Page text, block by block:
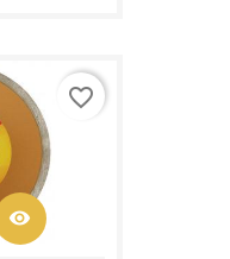
visibility
favorite_border